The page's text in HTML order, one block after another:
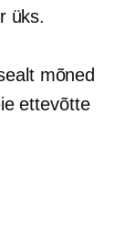
üks.
mõned
ettevõtte